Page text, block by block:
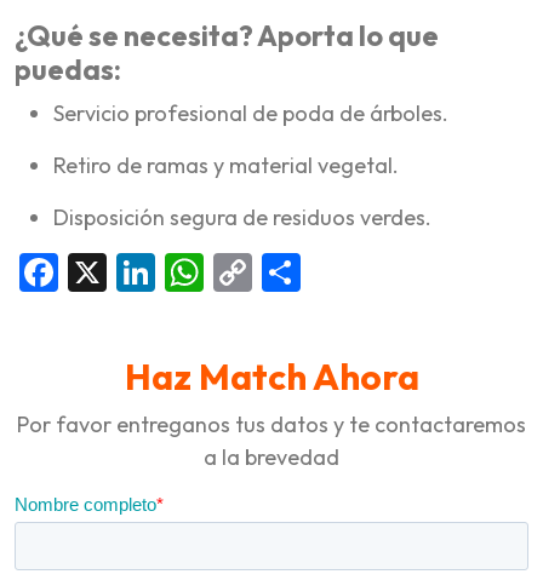
¿Qué se necesita? Aporta lo que
puedas:
Servicio profesional de poda de árboles.
Retiro de ramas y material vegetal.
Disposición segura de residuos verdes.
Facebook
X LinkedIn
WhatsApp
Copy
Haz Match Ahora
Por favor entreganos tus datos y te contactaremos
a la brevedad